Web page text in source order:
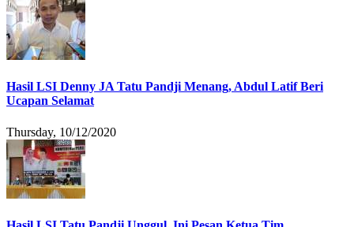
Hasil LSI Denny JA Tatu Pandji Menang, Abdul Latif Beri
Ucapan Selamat
Thursday, 10/12/2020